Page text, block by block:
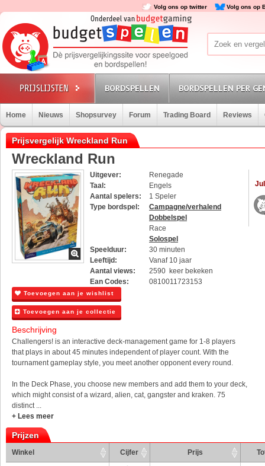
Volg ons op twitter Volg ons op
BORDSPELLEN BORDSPELLEN PER
Home Nieuws Shopsurvey Forum Trading Board Reviews
Prijsvergelijk Wreckland Run
Wreckland Run
Uitgever:
Renegade
Taal:
Engels
Aantal spelers:
1 Speler
Type bordspel:
Campagne/verhalend
Dobbelspel
Race
Solospel
Speelduur:
30 minuten
Leeftijd:
Vanaf 10 jaar
Aantal views:
2590 keer bekeken
Ean Codes:
0810011723153
Toevoegen aan je wishlist
Toevoegen aan je collectie
Beschrijving
Challengers! is an interactive deck-management game for 1-8 players
that plays in about 45 minutes independent of player count. With the
tournament gameplay style, you meet another opponent every round.
In the Deck Phase, you choose new members and add them to your deck,
which might consist of a wizard, alien, cat, gangster and kraken. 75
distinct ...
+ Lees meer
Prijzen
Winkel Cijfer Prijs